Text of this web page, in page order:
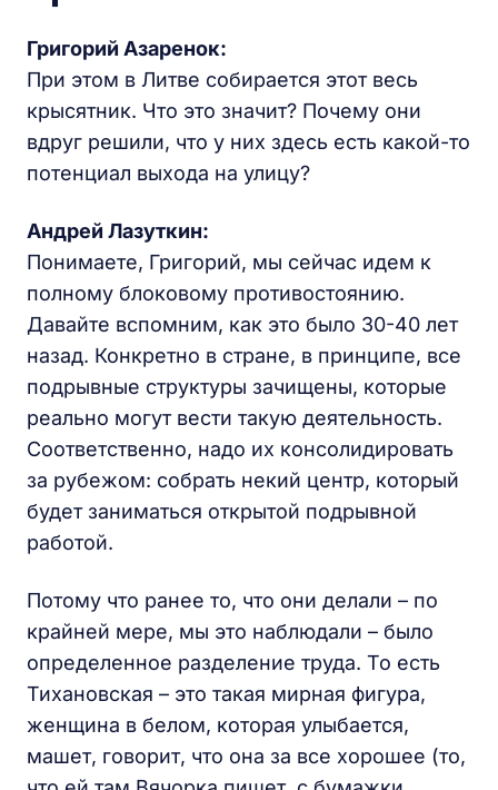
Григорий Азаренок:
При этом в Литве собирается этот весь
крысятник. Что это значит? Почему они
вдруг решили, что у них здесь есть какой-то
потенциал выхода на улицу?
Андрей Лазуткин:
Понимаете, Григорий, мы сейчас идем к
полному блоковому противостоянию.
Давайте вспомним, как это было 30-40 лет
назад. Конкретно в стране, в принципе, все
подрывные структуры зачищены, которые
реально могут вести такую деятельность.
Соответственно, надо их консолидировать
за рубежом: собрать некий центр, который
будет заниматься открытой подрывной
работой.
Потому что ранее то, что они делали – по
крайней мере, мы это наблюдали – было
определенное разделение труда. То есть
Тихановская – это такая мирная фигура,
женщина в белом, которая улыбается,
машет, говорит, что она за все хорошее (то,